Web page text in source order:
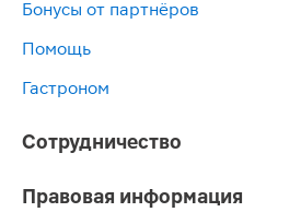
Бонусы от партнёров
Помощь
Гастроном
Сотрудничество
Правовая информация